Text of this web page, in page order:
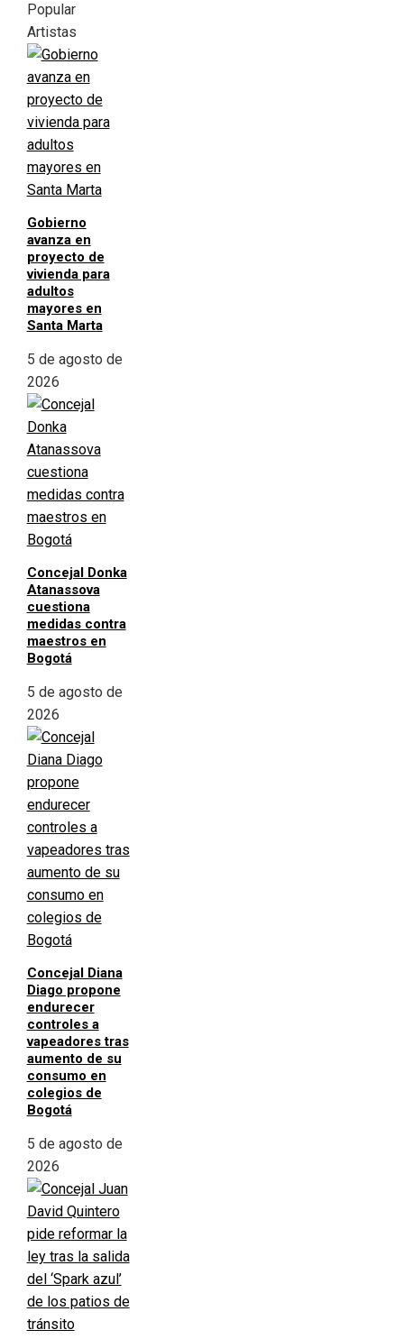
Popular
Artistas
Gobierno
avanza en
proyecto de
vivienda para
adultos
mayores en
Santa Marta
5 de agosto de
2026
Concejal Donka
Atanassova
cuestiona
medidas contra
maestros en
Bogotá
5 de agosto de
2026
Concejal Diana
Diago propone
endurecer
controles a
vapeadores tras
aumento de su
consumo en
colegios de
Bogotá
5 de agosto de
2026